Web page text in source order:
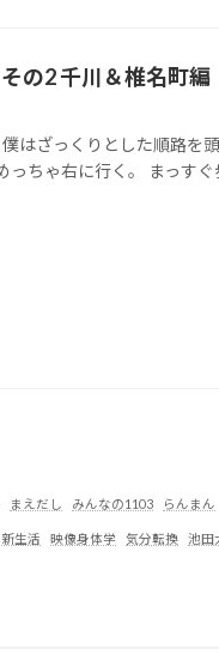
の2 千川＆椎名町
はざっくりとした順路を
っちゃ右に行く。 まっす
まえだし みんなの1103 らんまん
新生活 映像身体学 気分転換 池田